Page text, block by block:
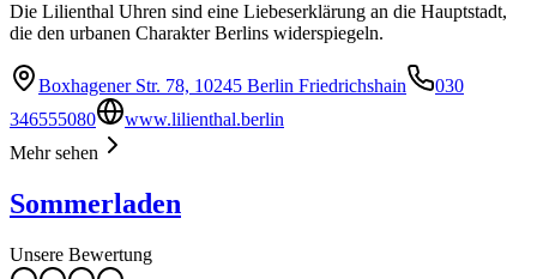
Die Lilienthal Uhren sind eine Liebeserklärung an die Hauptstadt,
die den urbanen Charakter Berlins widerspiegeln.
Boxhagener Str. 78, 10245 Berlin Friedrichshain
030
346555080
www.lilienthal.berlin
Mehr sehen
Sommerladen
Unsere Bewertung